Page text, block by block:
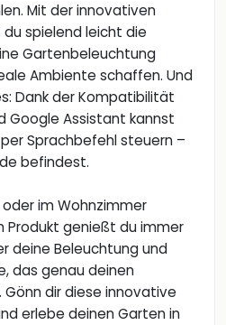
Mit der innovativen
spielend leicht die
Gartenbeleuchtung
Ambiente schaffen. Und
Dank der Kompatibilität
Google Assistant kannst
Sprachbefehl steuern –
befindest.
im Wohnzimmer
genießt du immer
deine Beleuchtung und
das genau deinen
dir diese innovative
erlebe deinen Garten in